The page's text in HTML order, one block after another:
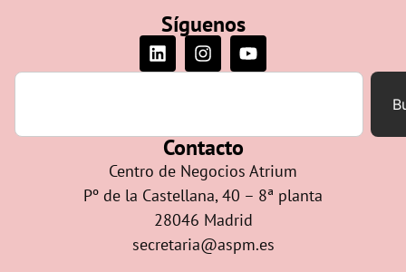
Síguenos
Contacto
Centro de Negocios Atrium
Pº de la Castellana, 40 – 8ª planta
28046 Madrid
secretaria@aspm.es